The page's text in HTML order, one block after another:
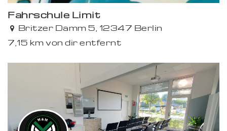
Fahrschule Limit
Britzer Damm 5, 12347 Berlin
7,15 km von dir entfernt